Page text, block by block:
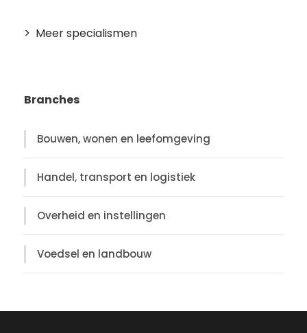
Meer specialismen
Branches
Bouwen, wonen en leefomgeving
Handel, transport en logistiek
Overheid en instellingen
Voedsel en landbouw